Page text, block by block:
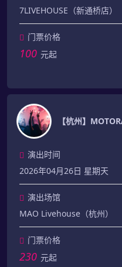
7LIVEHOUSE（新通桥店）
门票价格
100 元起
【杭州】
演出时间
2026年04月26日 星期天
演出场馆
MAO Livehouse（杭州）
门票价格
230 元起